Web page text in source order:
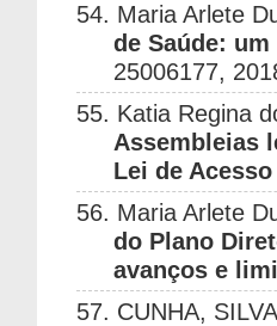
54. Maria Arlete
de Saúde:
25006177,
55. Katia Regina
Assembleias
Lei de
56. Maria Arlete
do Plano
avanços e
57. CUNHA,